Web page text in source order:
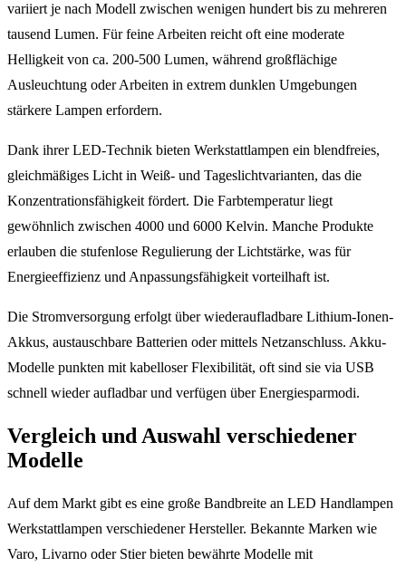
variiert je nach Modell zwischen wenigen hundert bis zu mehreren
tausend Lumen. Für feine Arbeiten reicht oft eine moderate
Helligkeit von ca. 200-500 Lumen, während großflächige
Ausleuchtung oder Arbeiten in extrem dunklen Umgebungen
stärkere Lampen erfordern.
Dank ihrer LED-Technik bieten Werkstattlampen ein blendfreies,
gleichmäßiges Licht in Weiß- und Tageslichtvarianten, das die
Konzentrationsfähigkeit fördert. Die Farbtemperatur liegt
gewöhnlich zwischen 4000 und 6000 Kelvin. Manche Produkte
erlauben die stufenlose Regulierung der Lichtstärke, was für
Energieeffizienz und Anpassungsfähigkeit vorteilhaft ist.
Die Stromversorgung erfolgt über wiederaufladbare Lithium-Ionen-
Akkus, austauschbare Batterien oder mittels Netzanschluss. Akku-
Modelle punkten mit kabelloser Flexibilität, oft sind sie via USB
schnell wieder aufladbar und verfügen über Energiesparmodi.
Vergleich und Auswahl verschiedener
Modelle
Auf dem Markt gibt es eine große Bandbreite an LED Handlampen
Werkstattlampen verschiedener Hersteller. Bekannte Marken wie
Varo, Livarno oder Stier bieten bewährte Modelle mit